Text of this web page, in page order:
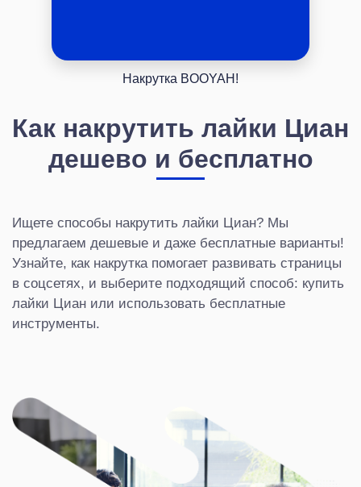
Накрутка BOOYAH!
Как накрутить лайки Циан
дешево и бесплатно
Ищете способы накрутить лайки Циан? Мы
предлагаем дешевые и даже бесплатные варианты!
Узнайте, как накрутка помогает развивать страницы
в соцсетях, и выберите подходящий способ: купить
лайки Циан или использовать бесплатные
инструменты.